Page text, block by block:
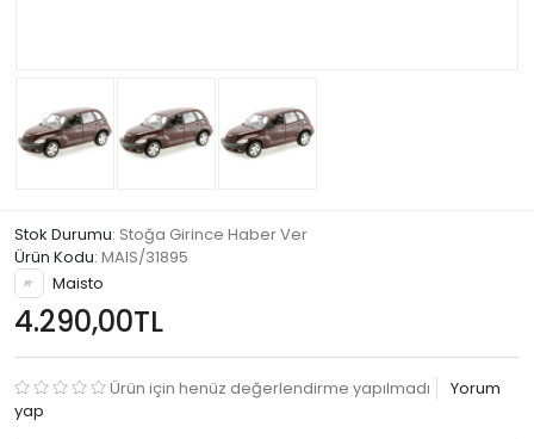
Stok Durumu: Stoğa Girince Haber Ver
Ürün Kodu: MAIS/31895
Maisto
4.290,00TL
Ürün için henüz değerlendirme yapılmadı
Yorum
yap